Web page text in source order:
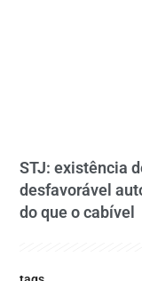
STJ: existência
desfavorável
do que o cabível